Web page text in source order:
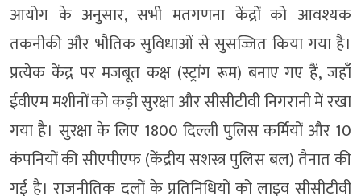
आयोग के अनुसार, सभी मतगणना केंद्रों को आवश्यक
तकनीकी और भौतिक सुविधाओं से सुसज्जित किया गया है।
प्रत्येक केंद्र पर मजबूत कक्ष (स्ट्रांग रूम) बनाए गए हैं, जहाँ
ईवीएम मशीनों को कड़ी सुरक्षा और सीसीटीवी निगरानी में रखा
गया है। सुरक्षा के लिए 1800 दिल्ली पुलिस कर्मियों और 10
कंपनियों की सीएपीएफ (केंद्रीय सशस्त्र पुलिस बल) तैनात की
गई है। राजनीतिक दलों के प्रतिनिधियों को लाइव सीसीटीवी